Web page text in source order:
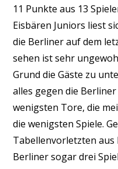
11 Punkte aus 13
Eisbären Juniors liest
die Berliner auf dem
sehen ist sehr
Grund die Gäste zu
alles gegen die
wenigsten Tore, die
die wenigsten Spiele.
Tabellenvorletzten
Berliner sogar drei